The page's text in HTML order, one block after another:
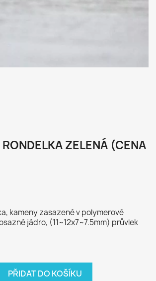
ZELENÁ (CENA
kameny zasazené v polymerové
jádro, (11~12x7~7.5mm) průvlek
PŘIDAT DO KOŠÍKU